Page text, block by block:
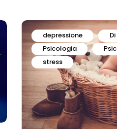
depressione
Psicologia
stress